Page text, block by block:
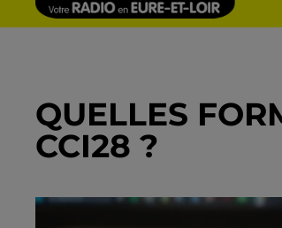
QUELLES
CCI28 ?